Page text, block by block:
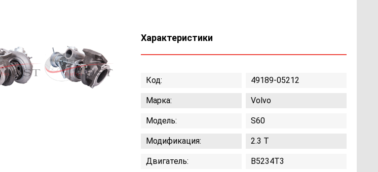
Характеристики
Код: 49189-05212
Марка: Volvo
Модель: S60
Модификация: 2.3 T
Двигатель: B5234T3